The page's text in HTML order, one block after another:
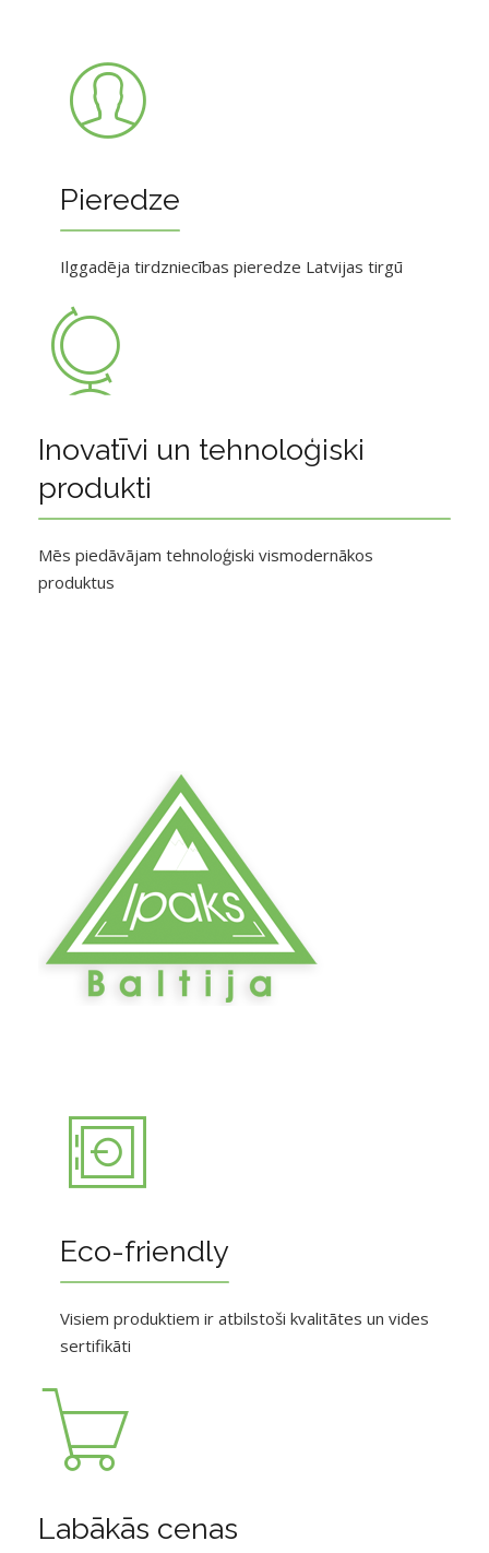
Pieredze
Ilggadēja tirdzniecības pieredze Latvijas tirgū
Inovatīvi un tehnoloģiski
produkti
Mēs piedāvājam tehnoloģiski vismodernākos
produktus
Eco-friendly
Visiem produktiem ir atbilstoši kvalitātes un vides
sertifikāti
Labākās cenas